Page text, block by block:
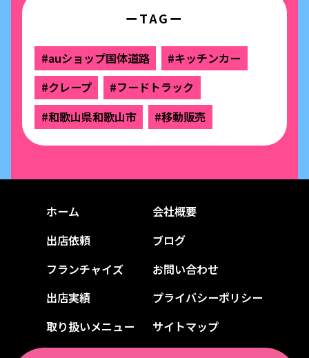
ーTAGー
#auショップ国体道路
#キッチンカー
#クレープ
#フードトラック
#和歌山県和歌山市
#移動販売
ホーム
出店依頼
フランチャイズ
出店実績
取り扱いメニュー
会社概要
ブログ
お問い合わせ
プライバシーポリシー
サイトマップ